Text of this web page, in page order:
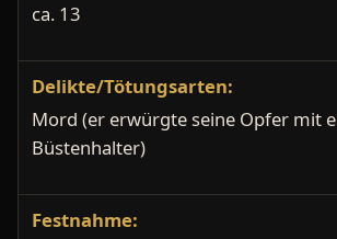
ca. 13
Delikte/Tötungsarten:
Mord (er erwürgte seine Opfer mit
Büstenhalter)
Festnahme: